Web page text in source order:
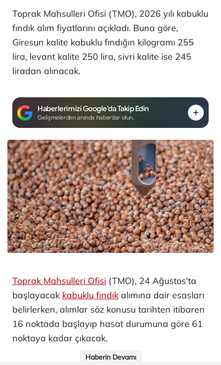
Toprak Mahsulleri Ofisi (TMO), 2026 yılı kabuklu
fındık alım fiyatlarını açıkladı. Buna göre,
Giresun kalite kabuklu fındığın kilogramı 255
lira, levant kalite 250 lira, sivri kalite ise 245
liradan alınacak.
Haberlerimizi Google'da Takip Edin
Gelişmelerden anında haberdar olun.
Toprak Mahsulleri Ofisi (TMO), 24 Ağustos'ta
başlayacak kabuklu fındık alımına dair esasları
belirlerken, alımlar söz konusu tarihten itibaren
16 noktada başlayıp hasat durumuna göre 61
noktaya kadar çıkacak.
Haberin Devamı